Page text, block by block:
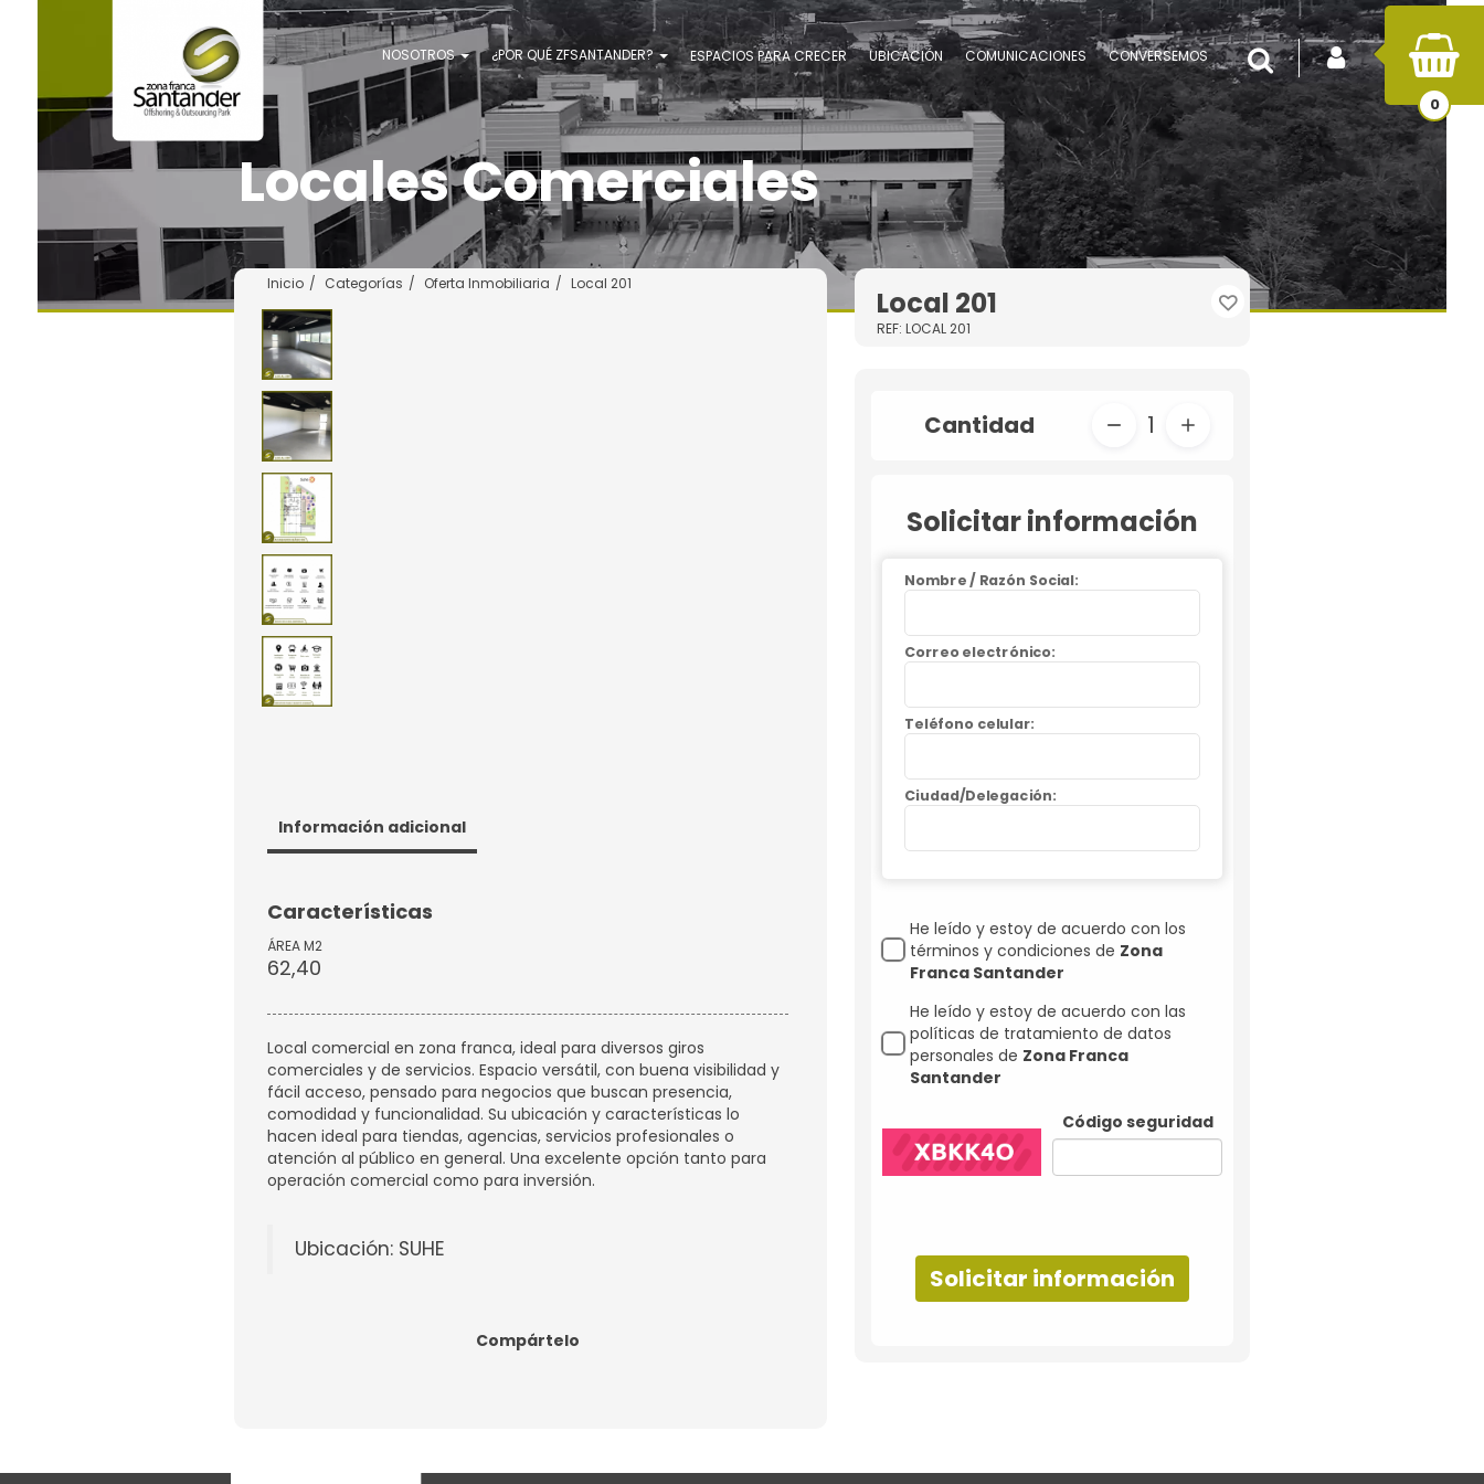
NOSOTROS ¿POR QUÉ ZFSANTANDER? ESPACIOS PARA CRECER UBICACIÓN COMUNICACIONES CONVERSEMOS INICIAR SESIÓN
Buscar
0
Locales Comerciales
Inicio Categorías Oferta Inmobiliaria Local 201
Información adicional
Características
ÁREA M2
62,40
Local comercial en zona franca, ideal para diversos giros
comerciales y de servicios. Espacio versátil, con buena visibilidad y
fácil acceso, pensado para negocios que buscan presencia,
comodidad y funcionalidad. Su ubicación y características lo
hacen ideal para tiendas, agencias, servicios profesionales o
atención al público en general. Una excelente opción tanto para
operación comercial como para inversión.
Ubicación: SUHE
Compártelo
Local 201
REF: LOCAL 201
Cantidad 1
Solicitar información
Nombre / Razón Social:
Correo electrónico:
Teléfono celular:
Ciudad/Delegación:
He leído y estoy de acuerdo con los
términos y condiciones de Zona
Franca Santander
He leído y estoy de acuerdo con las
políticas de tratamiento de datos
personales de Zona Franca
Santander
Código seguridad
Solicitar información